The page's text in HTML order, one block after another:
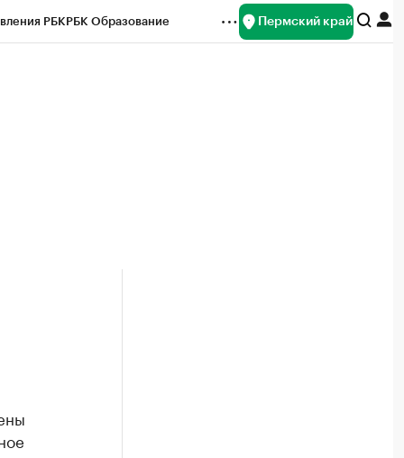
РБКРБК Образование Пермский край